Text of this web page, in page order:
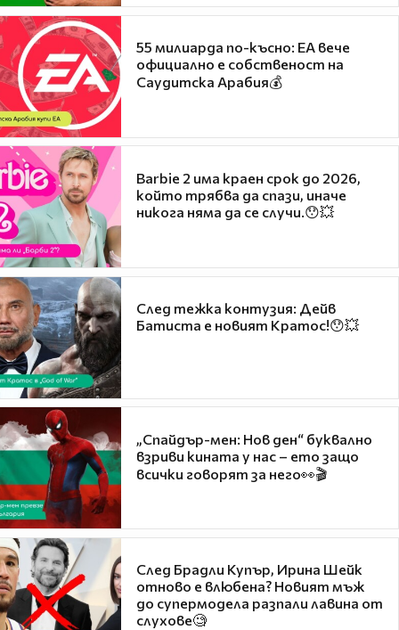
55 милиарда по-късно: EA вече
официално е собственост на
Саудитска Арабия💰
Barbie 2 има краен срок до 2026,
който трябва да спази, иначе
никога няма да се случи.😯💥
След тежка контузия: Дейв
Батиста е новият Кратос!😯💥
„Спайдър-мен: Нов ден“ буквално
взриви кината у нас – ето защо
всички говорят за него👀🎬
След Брадли Купър, Ирина Шейк
отново е влюбена? Новият мъж
до супермодела разпали лавина от
слухове🧐